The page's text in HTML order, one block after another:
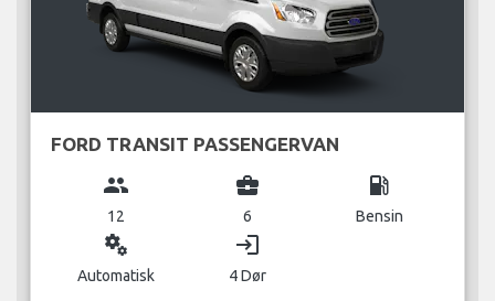
FORD TRANSIT PASSENGERVAN
group
12
business_center
6
local_gas_station
Bensin
miscellaneous_services
Automatisk
login
4 Dør